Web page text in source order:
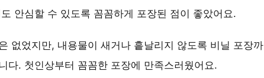
안심할 수 있도록 꼼꼼하게 포장된 점이 좋았어요.
없었지만, 내용물이 새거나 흩날리지 않도록 비닐 포장까
다. 첫인상부터 꼼꼼한 포장에 만족스러웠어요.